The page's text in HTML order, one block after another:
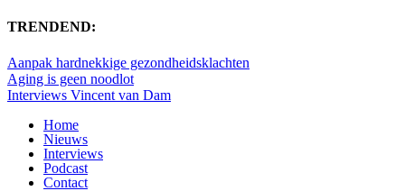
TRENDEND:
Aanpak hardnekkige gezondheidsklachten
Aging is geen noodlot
Interviews Vincent van Dam
Home
Nieuws
Interviews
Podcast
Contact